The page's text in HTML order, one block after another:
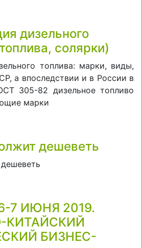
дизельного
солярки)
топлива: марки, виды,
а впоследствии и в России в
305-82 дизельное топливо
марки
дешеветь
7 ИЮНЯ 2019.
КИТАЙСКИЙ
БИЗНЕС-